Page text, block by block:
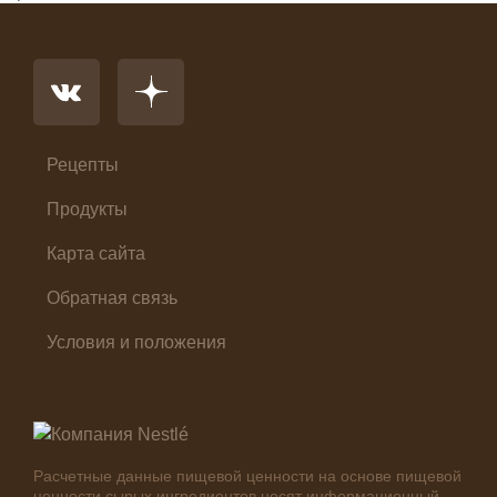
Холодные закуски
Рецепты
Продукты
Карта сайта
Обратная связь
Условия и положения
Расчетные данные пищевой ценности на основе пищевой